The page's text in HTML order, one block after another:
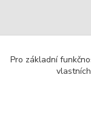
Pro základní